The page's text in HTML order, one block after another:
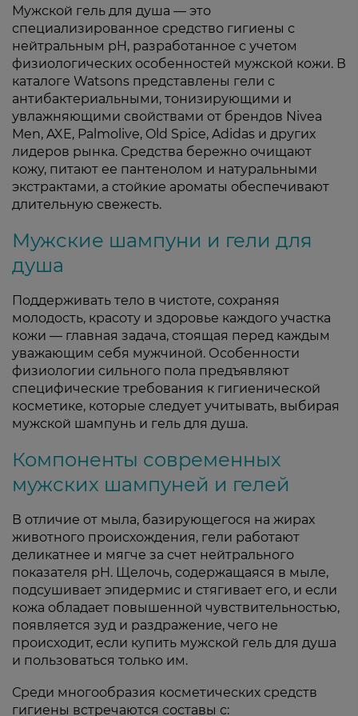
Мужской гель для душа — это
специализированное средство гигиены с
нейтральным pH, разработанное с учетом
физиологических особенностей мужской кожи. В
каталоге Watsons представлены гели с
антибактериальными, тонизирующими и
увлажняющими свойствами от брендов Nivea
Men, AXE, Palmolive, Old Spice, Adidas и других
лидеров рынка. Средства бережно очищают
кожу, питают ее пантенолом и натуральными
экстрактами, а стойкие ароматы обеспечивают
длительную свежесть.
Мужские шампуни и гели для
душа
Поддерживать тело в чистоте, сохраняя
молодость, красоту и здоровье каждого участка
кожи — главная задача, стоящая перед каждым
уважающим себя мужчиной. Особенности
физиологии сильного пола предъявляют
специфические требования к гигиенической
косметике, которые следует учитывать, выбирая
мужской шампунь и гель для душа.
Компоненты современных
мужских шампуней и гелей
В отличие от мыла, базирующегося на жирах
животного происхождения, гели работают
деликатнее и мягче за счет нейтрального
показателя pH. Щелочь, содержащаяся в мыле,
подсушивает эпидермис и стягивает его, и если
кожа обладает повышенной чувствительностью,
появляется зуд и раздражение, чего не
происходит, если купить мужской гель для душа
и пользоваться только им.
Среди многообразия косметических средств
гигиены встречаются составы с: